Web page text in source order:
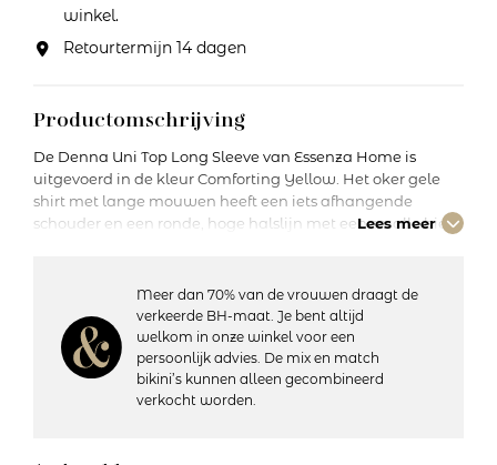
winkel.
Retourtermijn 14 dagen
Productomschrijving
De Denna Uni Top Long Sleeve van Essenza Home is
uitgevoerd in de kleur Comforting Yellow. Het oker gele
shirt met lange mouwen heeft een iets afhangende
schouder en een ronde, hoge halslijn met een smalle bies.
look. Deze stof is gemaakt van EcoVero viscose en elastaan.
EcoVero viscose staat bekend om zijn zachtheid en
zijdeachtige glans, wat zorgt voor een verfijnde
uitstraling. Het is een duurzame variant van viscose,
afkomstig van gecertificeerde hernieuwbare houtbronnen
en geproduceerd met een lagere milieubelasting. De
Lees meer
Meer dan 70% van de vrouwen draagt de
verkeerde BH-maat. Je bent altijd
welkom in onze winkel voor een
persoonlijk advies. De mix en match
bikini’s kunnen alleen gecombineerd
verkocht worden.